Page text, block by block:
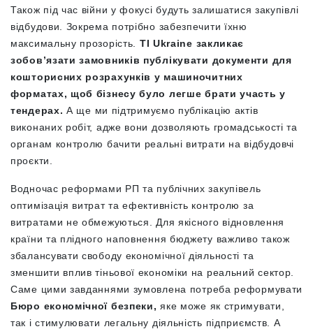
Також під час війни у фокусі будуть залишатися закупівлі
відбудови. Зокрема потрібно забезпечити їхню
максимальну прозорість. TI Ukraine закликає
зобов’язати замовників публікувати документи для
кошторисних розрахунків у машиночитних
форматах, щоб бізнесу було легше брати участь у
тендерах. А ще ми підтримуємо публікацію актів
виконаних робіт, адже вони дозволяють громадськості та
органам контролю бачити реальні витрати на відбудовчі
проєкти.
Водночас реформами РП та публічних закупівель
оптимізація витрат та ефективність контролю за
витратами не обмежуються. Для якісного відновлення
країни та плідного наповнення бюджету важливо також
збалансувати свободу економічної діяльності та
зменшити вплив тіньової економіки на реальний сектор.
Саме цими завданнями зумовлена потреба реформувати
Бюро економічної безпеки,яке може як стримувати,
так і стимулювати легальну діяльність підприємств. А